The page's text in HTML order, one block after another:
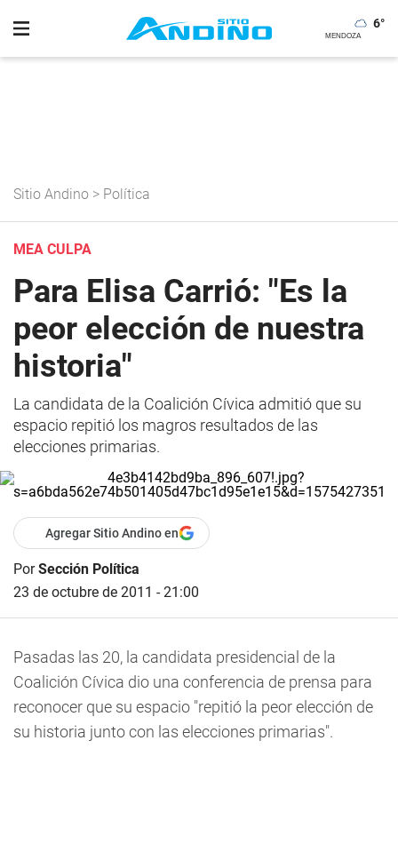
6°
Sitio Andino > Política
MEA CULPA
Para Elisa Carrió: "Es la
peor elección de nuestra
historia"
La candidata de la Coalición Cívica admitió que su
espacio repitió los magros resultados de las
elecciones primarias.
Agregar Sitio Andino en
PorSección Política
23 de octubre de 2011 - 21:00
Pasadas las 20, la candidata presidencial de la
Coalición Cívica dio una conferencia de prensa para
reconocer que su espacio "repitió la peor elección de
su historia junto con las elecciones primarias".